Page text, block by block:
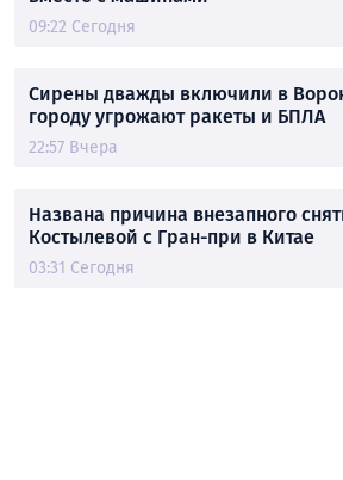
09:22 Сегодня
Сирены дважды включили в
городу угрожают ракеты и БПЛА
22:57 Вчера
Названа причина внезапного
Костылевой с Гран-при в Китае
03:31 Сегодня